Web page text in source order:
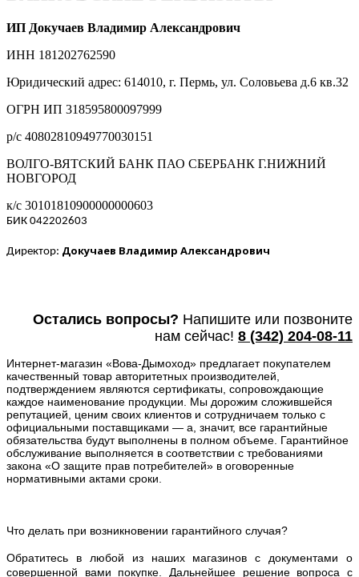
ИП Докучаев Владимир Александрович
ИНН 181202762590
Юридический адрес: 614010, г. Пермь, ул. Соловьева д.6 кв.32
ОГРН ИП 318595800097999
р/с 40802810949770030151
ВОЛГО-ВЯТСКИЙ БАНК ПАО СБЕРБАНК Г.НИЖНИЙ
НОВГОРОД
к/с 30101810900000000603
БИК 042202603
Директор: Докучаев Владимир Александрович
Остались вопросы? Напишите или позвоните
нам сейчас! 8 (342) 204-08-11
Интернет-магазин «Вова-Дымоход» предлагает покупателем
качественный товар авторитетных производителей,
подтверждением являются сертификаты, сопровождающие
каждое наименование продукции. Мы дорожим сложившейся
репутацией, ценим своих клиентов и сотрудничаем только с
официальными поставщиками — а, значит, все гарантийные
обязательства будут выполнены в полном объеме. Гарантийное
обслуживание выполняется в соответствии с требованиями
закона «О защите прав потребителей» в оговоренные
нормативными актами сроки.
Что делать при возникновении гарантийного случая?
Обратитесь в любой из наших магазинов с документами о
совершенной вами покупке. Дальнейшее решение вопроса с